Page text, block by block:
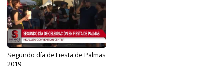
Segundo día de Fiesta de Palmas
2019